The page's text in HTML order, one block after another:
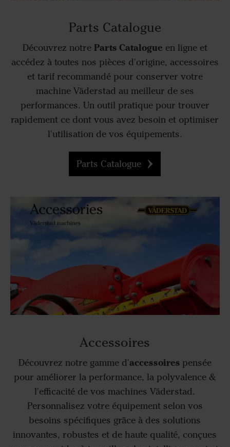
Parts Catalogue
Découvrez notre Parts Catalogue en ligne et
accédez à toutes nos pièces d'origine, accessoires
et tarif recommandé pour conserver votre
machine Väderstad au meilleur de ses
performances. Un outil pratique pour trouver
rapidement ce dont vous avez besoin et optimiser
l'utilisation de vos équipements.
Parts Catalogue
Accessoires
Découvrez notre gamme d'accessoirespensée
pour améliorer la performance, la polyvalence &
l'efficacité de vos machines Väderstad.
Personnalisez votre équipement selon vos
besoins spécifiques grâce à des solutions
innovantes, robustes et de haute qualité, conçues